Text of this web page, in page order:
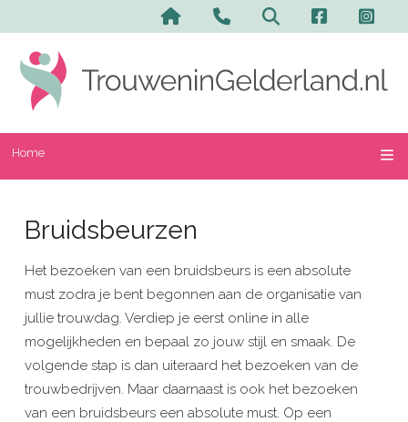
Home
Bruidsbeurzen
Het bezoeken van een bruidsbeurs is een absolute
must zodra je bent begonnen aan de organisatie van
jullie trouwdag. Verdiep je eerst online in alle
mogelijkheden en bepaal zo jouw stijl en smaak. De
volgende stap is dan uiteraard het bezoeken van de
trouwbedrijven. Maar daarnaast is ook het bezoeken
van een bruidsbeurs een absolute must. Op een